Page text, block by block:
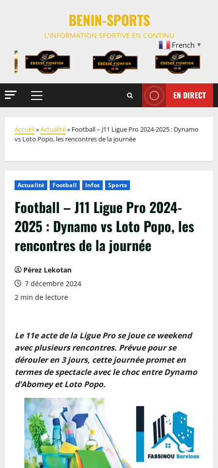
BENIN-SPORTS
L'INFORMATION SPORTIVE EN CONTINU
French ▼
EN DIRECT
Accueil»Actualité» Football – J11 Ligue Pro 2024-2025 : Dynamo
vs Loto Popo, les rencontres de la journée
Actualité Football Infos Sports
Football – J11 Ligue Pro 2024-
2025 : Dynamo vs Loto Popo, les
rencontres de la journée
Pérez Lekotan
7 décembre 2024
2 min de lecture
Le 11e acte de la Ligue Pro se joue ce weekend
avec plusieurs rencontres. Prévue pour se
dérouler en 3 jours, cette journée promet en
termes de spectacle avec le choc entre Dynamo
d’Abomey et Loto Popo.